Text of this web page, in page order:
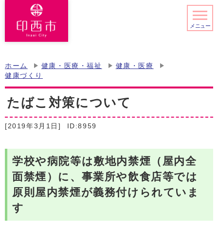
メニュー
ホーム 健康・医療・福祉
健康・医療
健康づくり
たばこ対策について
[2019年3月1日] ID:8959
学校や病院等は敷地内禁煙（屋内全
面禁煙）に、事業所や飲食店等では
原則屋内禁煙が義務付けられていま
す